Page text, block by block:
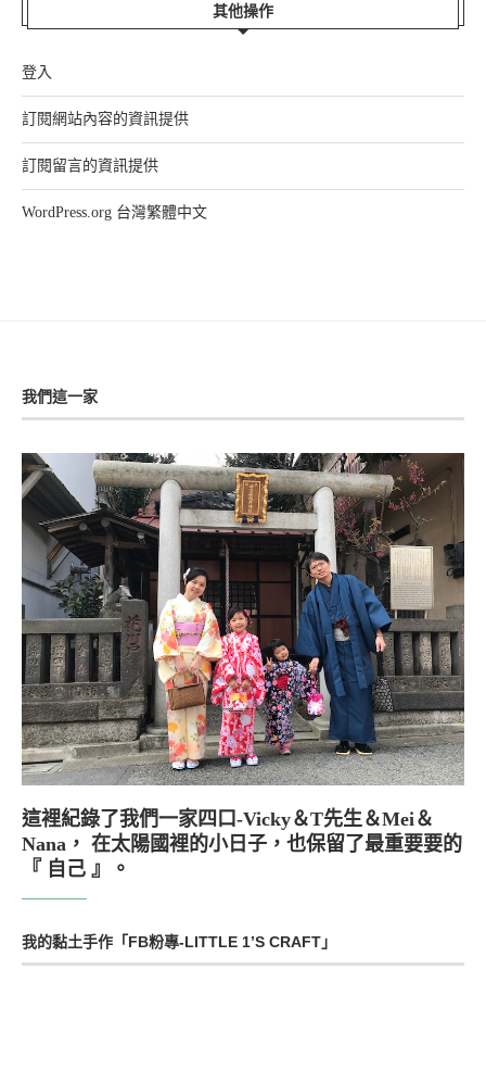
其他操作
登入
訂閱網站內容的資訊提供
訂閱留言的資訊提供
WordPress.org 台灣繁體中文
我們這一家
這裡紀錄了我們一家四口-Vicky＆T先生＆Mei＆
Nana， 在太陽國裡的小日子，也保留了最重要要的
『 自己 』。
我的黏土手作「FB粉專-LITTLE 1’S CRAFT」